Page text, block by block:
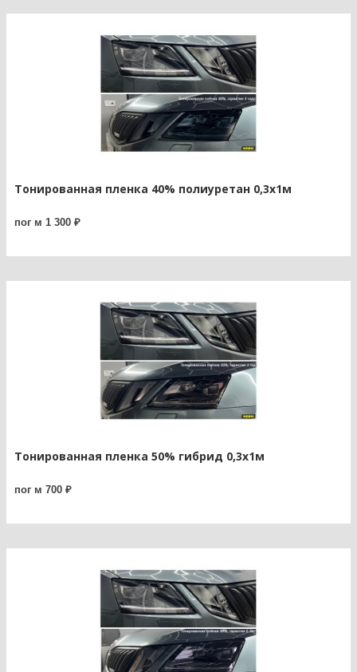
Тонированная пленка 40% полиуретан 0,3х1м
пог м 1 300 ₽
Тонированная пленка 50% гибрид 0,3х1м
пог м 700 ₽